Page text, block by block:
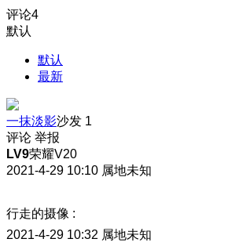
评论4
默认
默认
最新
一抹淡影沙发 1
评论 举报
LV9荣耀V20
2021-4-29 10:10 属地未知
行走的摄像 :
2021-4-29 10:32 属地未知